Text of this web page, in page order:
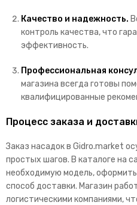
Качество и надежность.
контроль качества, что
эффективность.
Профессиональная
магазина всегда готовы
квалифицированные
Процесс заказа и
Заказ насадок в Gidro.market
простых шагов. В каталоге на
необходимую модель,
способ доставки. Магазин
логистическими компаниями,